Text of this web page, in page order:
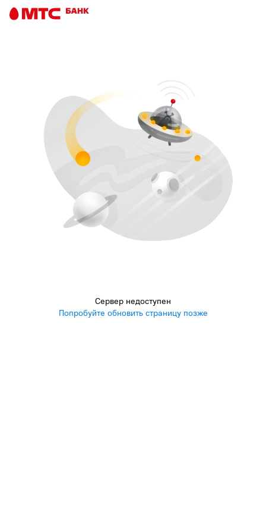
Сервер недоступен
Попробуйте обновить страницу позже